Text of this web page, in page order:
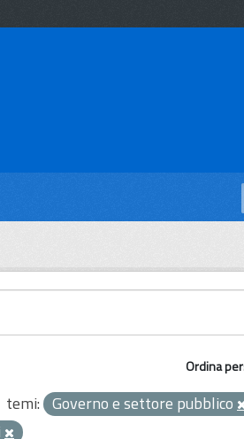
Ordina per
temi: Governo e settore pubblico